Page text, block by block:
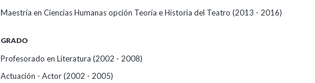
Maestría en Ciencias Humanas opción Teoría e Historia del Teatro (2013 - 2016)
GRADO
Profesorado en Literatura (2002 - 2008)
Actuación - Actor (2002 - 2005)